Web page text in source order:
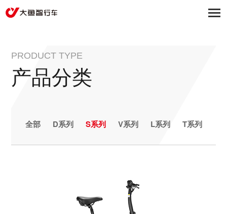
PRODUCT TYPE
产品分类
全部 D系列 S系列 V系列 L系列 T系列